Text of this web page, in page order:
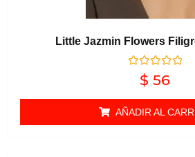
Little Jazmin Flowers
Valorado en
$ 56
AÑADIR AL